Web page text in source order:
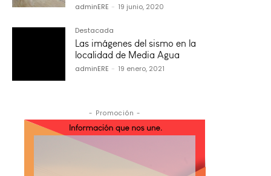
adminERE - 19 junio, 2020
Destacada
Las imágenes del sismo en la
localidad de Media Agua
adminERE - 19 enero, 2021
- Promoción -